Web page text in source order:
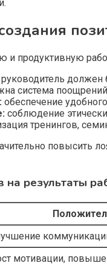
и продуктивную
руководитель должен
система
обеспечение
соблюдение
тренингов,
повысить
результаты
мотивации,